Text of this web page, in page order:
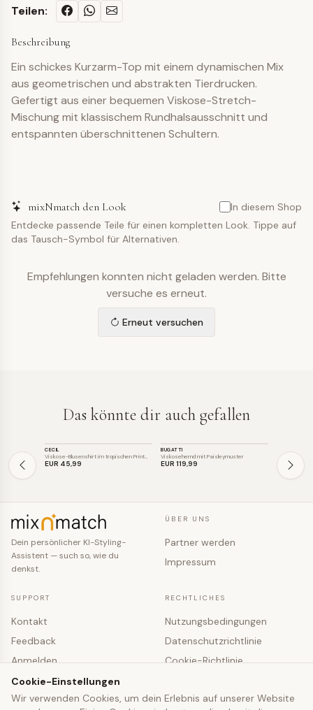
Teilen:
Beschreibung
Ein schickes Kurzarm-Top mit einem dynamischen Mix
aus geometrischen und abstrakten Tierdrucken.
Gefertigt aus einer bequemen Viskose-Stretch-
Mischung mit klassischem Rundhalsausschnitt und
entspannten überschnittenen Schultern.
mixNmatch den Look
In diesem Shop
Entdecke passende Teile für einen kompletten Look. Tippe auf
das Tausch-Symbol für Alternativen.
Empfehlungen konnten nicht geladen werden. Bitte
versuche es erneut.
Erneut versuchen
Das könnte dir auch gefallen
CECIL
Viskose-Blusenshirt im tropischen Print…
EUR 45,99
BUGATTI
Viskosehemd mit Paisleymuster
EUR 119,99 EUR 59
Dein persönlicher KI-Styling-
Assistent — such so, wie du
denkst.
ÜBER UNS
Partner werden
Impressum
SUPPORT
Kontakt
Feedback
Anmelden
Registrieren
RECHTLICHES
Nutzungsbedingungen
Datenschutzrichtlinie
Cookie-Richtlinie
Cookie-Einstellungen
Wir verwenden Cookies, um dein Erlebnis auf unserer Website